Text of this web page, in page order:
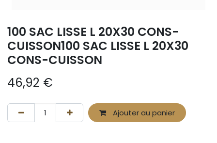
100 SAC LISSE L 20X30 CONS-
CUISSON100 SAC LISSE L 20X30
CONS-CUISSON
46,92 €
Ajouter au panier